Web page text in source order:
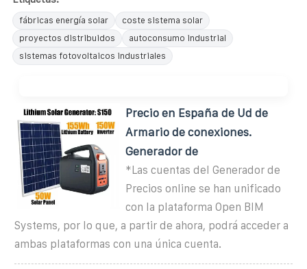
fábricas energía solar
coste sistema solar
proyectos distribuidos
autoconsumo industrial
sistemas fotovoltaicos industriales
Precio en España de Ud de
Armario de conexiones.
Generador de
*Las cuentas del Generador de
Precios online se han unificado
con la plataforma Open BIM
Systems, por lo que, a partir de ahora, podrá acceder a
ambas plataformas con una única cuenta.